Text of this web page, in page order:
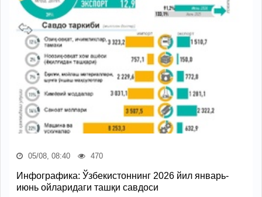
05/08, 08:40 470
Инфографика: Ўзбекистоннинг 2026 йил январь-
июнь ойларидаги ташқи савдоси